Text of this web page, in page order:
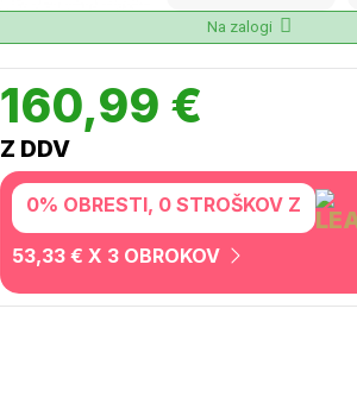
Na zalogi
160,99 €
Z DDV
0% OBRESTI, 0 STROŠKOV Z
53,33 € X 3 OBROKOV